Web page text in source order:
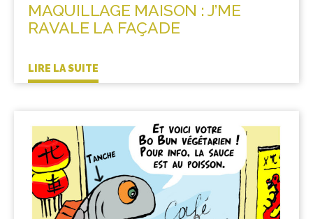
MAQUILLAGE MAISON : J’ME
RAVALE LA FAÇADE
LIRE LA SUITE